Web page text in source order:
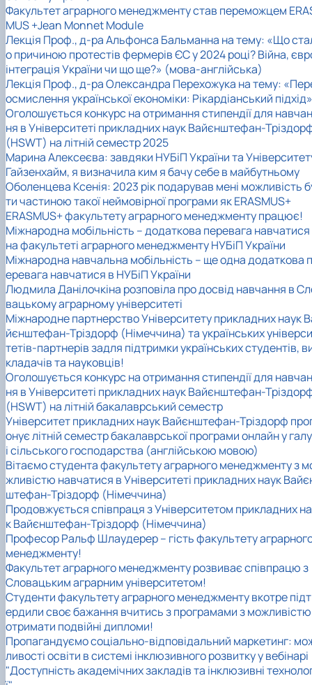
Факультет аграрного менеджменту став переможцем
MUS +Jean Monnet Module
Лекція Проф., д-ра Альфонса Бальманна на тему: «Що
о причиною протестів фермерів ЄС у 2024 році? Війна,
інтеграція України чи що ще?» (мова-англійська)
Лекція Проф., д-ра Олександра Перехожука на тему:
осмислення української економіки: Рікардіанський підхід»
Оголошується конкурс на отримання стипендії для навчан
ня в Університеті прикладних наук Вайєнштефан-
(HSWT) на літній семестр 2025
Марина Алексеєва: завдяки НУБіП України та
Гайзенхайм, я визначила ким я бачу себе в майбутньому
Оболенцева Ксенія: 2023 рік подарував мені можливість
ти частиною такої неймовірної програми як ERASMUS+
ERASMUS+ факультету аграрного менеджменту працює!
Міжнародна мобільність – додаткова перевага навчатися
на факультеті аграрного менеджменту НУБіП України
Міжнародна навчальна мобільність – ще одна додаткова п
еревага навчатися в НУБіП України
Людмила Данілочкіна розповіла про досвід навчання в
вацькому аграрному університеті
Міжнародне партнерство Університету прикладних наук
йєнштефан-Тріздорф (Німеччина) та українських універси
тетів-партнерів задля підтримки українських студентів,
кладачів та науковців!
Оголошується конкурс на отримання стипендії для навчан
ня в Університеті прикладних наук Вайєнштефан-
(HSWT) на літній бакалаврський семестр
Університет прикладних наук Вайєнштефан-Тріздорф
онує літній семестр бакалаврської програми онлайн у
і сільського господарства (англійською мовою)
Вітаємо студента факультету аграрного менеджменту з
жливістю навчатися в Університеті прикладних наук
штефан-Тріздорф (Німеччина)
Продовжується співпраця з Університетом прикладних
к Вайєнштефан-Тріздорф (Німеччина)
Професор Ральф Шлаудерер – гість факультету
менеджменту!
Факультет аграрного менеджменту розвиває співпрацю з
Словацьким аграрним університетом!
Студенти факультету аграрного менеджменту вкотре
ердили своє бажання вчитись з програмами з можливістю
отримати подвійні дипломи!
Пропагандуємо соціально-відповідальний маркетинг:
ливості освіти в системі інклюзивного розвитку у вебінарі
"Доступність академічних закладів та інклюзивні